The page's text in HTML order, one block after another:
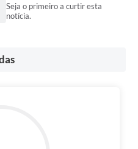
Seja o primeiro a curtir esta
notícia.